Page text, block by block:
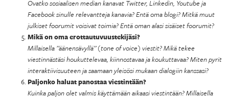
Ovatko sosiaalisen median kanavat Twitter, Linkedin, Youtube ja
Facebook sinulle relevantteja kanavia? Entä oma blogi? Mitkä muut
julkiset foorumit voisivat toimia? Entä oman alasi sisäiset foorumit?
Mikä on oma erottautuvuustekijäsi?
Millaisella ”äänensävyllä” (tone of voice) viestit? Mikä tekee
viestinnästäsi houkuttelevaa, kiinnostavaa ja koukuttavaa? Miten pyrit
interaktiivisuuteen ja saamaan yleisösi mukaan dialogiin kanssasi?
Paljonko haluat panostaa viestintään?
Kuinka paljon olet valmis käyttämään aikaasi viestintään? Millaisella